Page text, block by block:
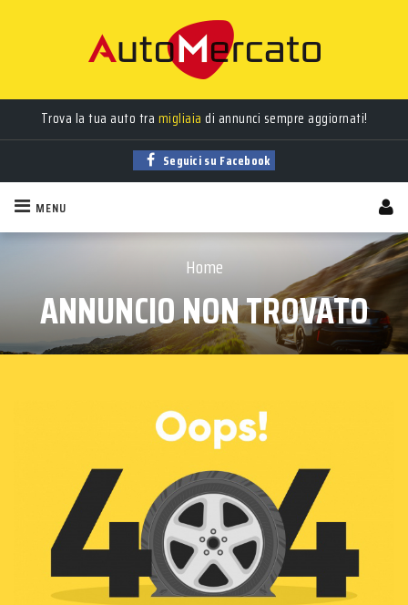
Trova la tua auto tra migliaia di annunci sempre aggiornati!
Seguici su Facebook
MENU
Home
ANNUNCIO NON TROVATO